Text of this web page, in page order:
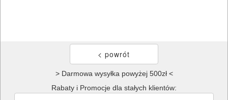
> Darmowa wysyłka powyżej 500zł <
Rabaty i Promocje dla stałych klientów: